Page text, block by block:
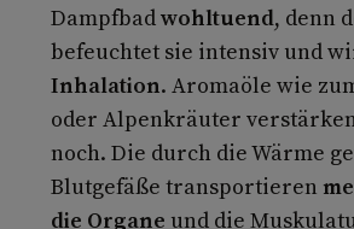
Dampfbadwohltuend, denn
befeuchtet sie intensiv und
Inhalation. Aromaöle wie
oder Alpenkräuter
noch. Die durch die Wärme
Blutgefäße transportieren
die Organe und die